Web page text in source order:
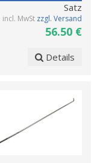
Satz
incl. MwSt zzgl. Versand
56.50 €
Details